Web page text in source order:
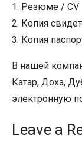
1. Резюме / CV
2. Копия
3. Копия
В нашей
Катар, Доха,
электронную
Leave a